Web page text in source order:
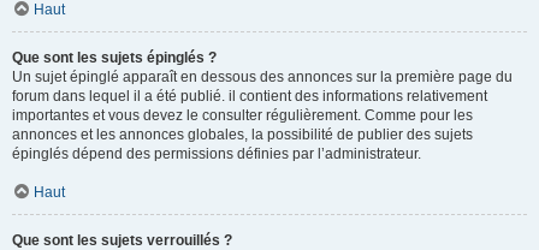
Haut
Que sont les sujets épinglés ?
Un sujet épinglé apparaît en dessous des annonces sur la première page du
forum dans lequel il a été publié. il contient des informations relativement
importantes et vous devez le consulter régulièrement. Comme pour les
annonces et les annonces globales, la possibilité de publier des sujets
épinglés dépend des permissions définies par l’administrateur.
Haut
Que sont les sujets verrouillés ?